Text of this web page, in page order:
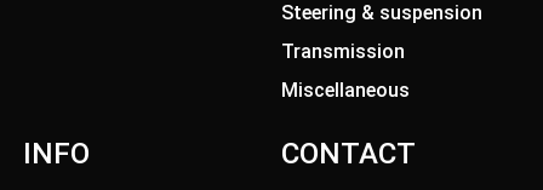
Steering & suspension
Transmission
Miscellaneous
INFO CONTACT